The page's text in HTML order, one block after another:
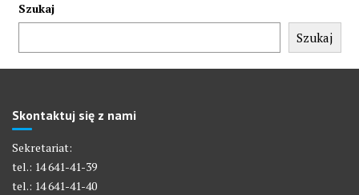
Szukaj
Szukaj
Skontaktuj się z nami
Sekretariat:
tel.: 14 641-41-39
tel.: 14 641-41-40